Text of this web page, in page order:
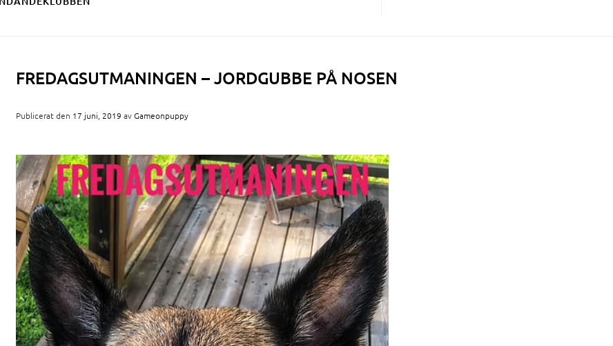
FREDAGSUTMANINGEN – JORDGUBBE PÅ NOSEN
Publicerat den 17 juni, 2019 avGameonpuppy